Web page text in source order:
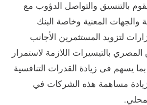
بالتنسيق والتواصل الدؤوب مع
والجهات المعنية وخاصة البنك
لتزويد المستثمرين الأجانب
بالتيسيرات اللازمة لاستمرار
يسهم في زيادة القدرات التنافسية
مساهمة هذه الشركات في